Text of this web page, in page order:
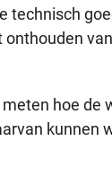
technisch
onthouden
meten hoe de
kunnen